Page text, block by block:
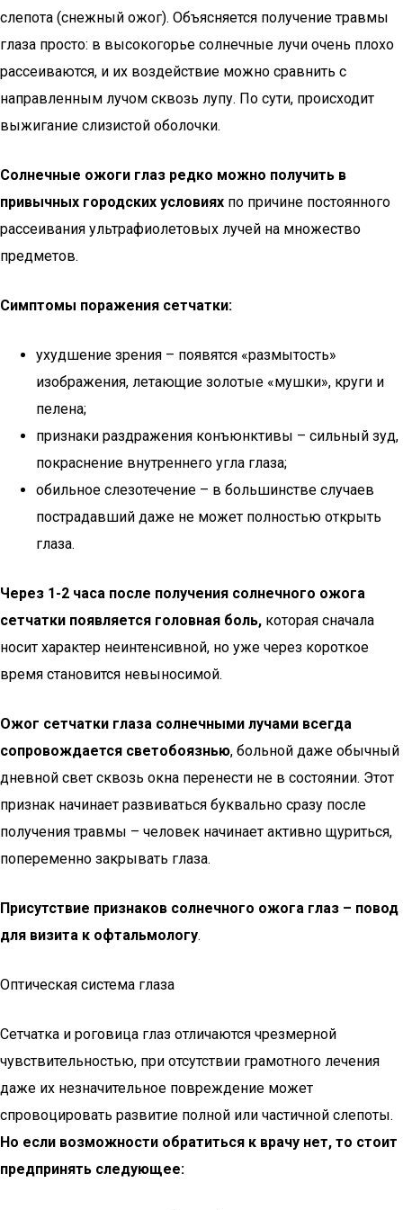
слепота (снежный ожог). Объясняется получение травмы
глаза просто: в высокогорье солнечные лучи очень плохо
рассеиваются, и их воздействие можно сравнить с
направленным лучом сквозь лупу. По сути, происходит
выжигание слизистой оболочки.
Солнечные ожоги глаз редко можно получить в
привычных городских условиях по причине постоянного
рассеивания ультрафиолетовых лучей на множество
предметов.
Симптомы поражения сетчатки:
ухудшение зрения – появятся «размытость»
изображения, летающие золотые «мушки», круги и
пелена;
признаки раздражения конъюнктивы – сильный зуд,
покраснение внутреннего угла глаза;
обильное слезотечение – в большинстве случаев
пострадавший даже не может полностью открыть
глаза.
Через 1-2 часа после получения солнечного ожога
сетчатки появляется головная боль, которая сначала
носит характер неинтенсивной, но уже через короткое
время становится невыносимой.
Ожог сетчатки глаза солнечными лучами всегда
сопровождается светобоязнью, больной даже обычный
дневной свет сквозь окна перенести не в состоянии. Этот
признак начинает развиваться буквально сразу после
получения травмы – человек начинает активно щуриться,
попеременно закрывать глаза.
Присутствие признаков солнечного ожога глаз – повод
для визита к офтальмологу.
Оптическая система глаза
Сетчатка и роговица глаз отличаются чрезмерной
чувствительностью, при отсутствии грамотного лечения
даже их незначительное повреждение может
спровоцировать развитие полной или частичной слепоты.
Но если возможности обратиться к врачу нет, то стоит
предпринять следующее: